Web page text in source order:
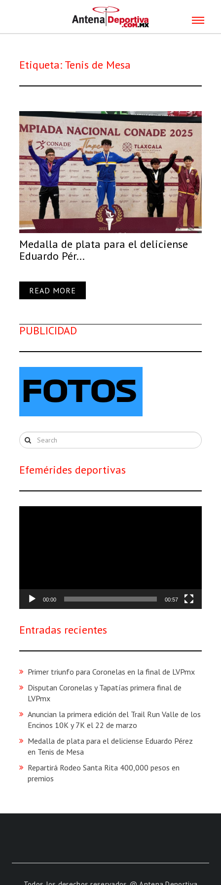
Etiqueta: Tenis de Mesa
Medalla de plata para el deliciense
Eduardo Pér...
READ MORE
PUBLICIDAD
Efemérides deportivas
00:00 00:57
Entradas recientes
Primer triunfo para Coronelas en la final de LVPmx
Disputan Coronelas y Tapatías primera final de
LVPmx
Anuncian la primera edición del Trail Run Valle de los
Encinos 10K y 7K el 22 de marzo
Medalla de plata para el deliciense Eduardo Pérez
en Tenis de Mesa
Repartirá Rodeo Santa Rita 400,000 pesos en
premios